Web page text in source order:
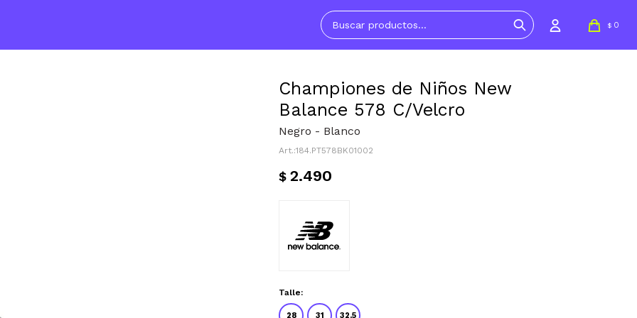
$ 0
Championes de Niños New
Balance 578 C/Velcro
Negro - Blanco
184.PT578BK01002
$ 2.490
Talle:
28 31 32.5